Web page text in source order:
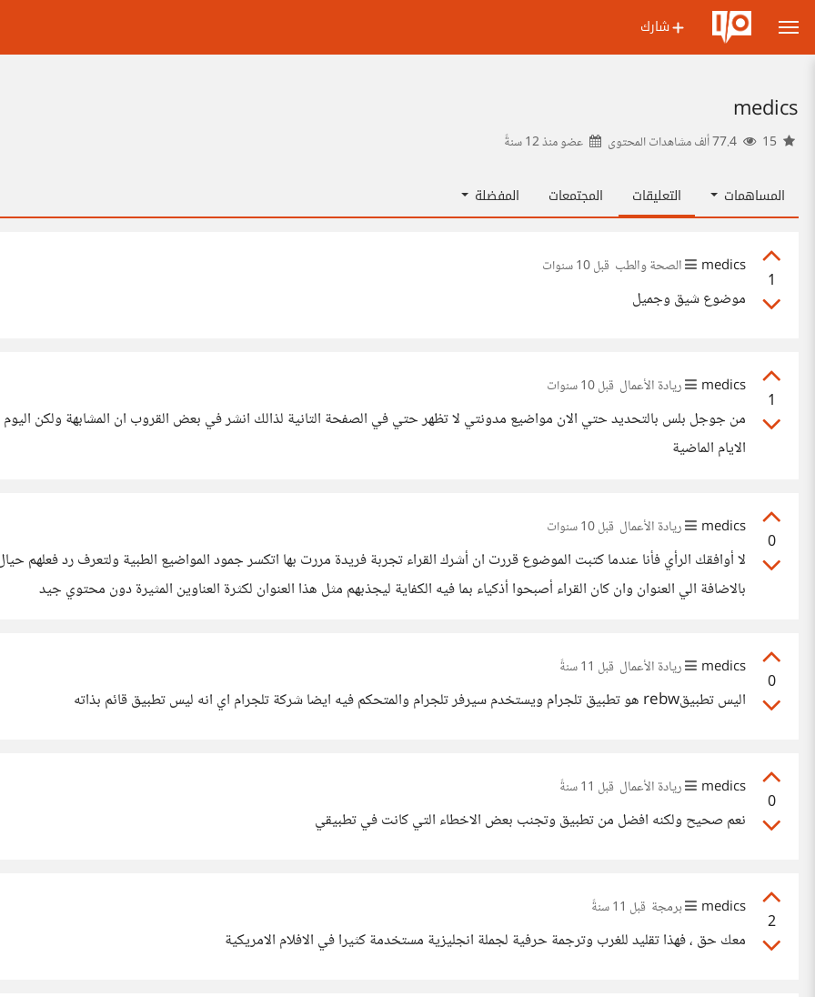
شارك
medics
عضو منذ12 سنةً
المساهمات التعليقات المجتمعات المفضلة
1
medics الصحة والطب قبل 10 سنوات
موضوع شيق وجميل
1
medics ريادة الأعمال قبل 10 سنوات
من جوجل بلس بالتحديد حتي الان مواضيع مدونتي لا تظهر حتي في الصفحة التانية لذالك انشر في بعض القروب ان المشابهة ولكن
الايام الماضية
0
medics ريادة الأعمال قبل 10 سنوات
لا أوافقك الرأي فأنا عندما كتبت الموضوع قررت ان أشرك القراء تجربة فريدة مررت بها اتكسر جمود المواضيع الطبية ولتعرف رد فعلهم
بالاضافة الي العنوان وان كان القراء أصبحوا أذكياء بما فيه الكفاية ليجذبهم مثل هذا العنوان لكثرة العناوين المثيرة دون محتوي جيد
0
medics ريادة الأعمال قبل 11 سنةً
اليس تطبيقrebw هو تطبيق تلجرام ويستخدم سيرفر تلجرام والمتحكم فيه ايضا شركة تلجرام اي انه ليس تطبيق قائم بذاته
0
medics ريادة الأعمال قبل 11 سنةً
نعم صحيح ولكنه افضل من تطبيق وتجنب بعض الاخطاء التي كانت في تطبيقي
2
medics برمجة قبل 11 سنةً
معك حق ، فهذا تقليد للغرب وترجمة حرفية لجملة انجليزية مستخدمة كثيرا في الافلام الامريكية